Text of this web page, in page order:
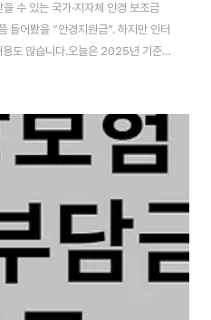
수 있는 국가·지자체 안경 보조금
들어봤을 “안경지원금”. 하지만 인터
용도 많습니다.오늘은 2025년 기준
확하게 정리했습니다.✅ 1. 국민건강
도’**입니다. 이 제도는 시각장애 등
입 시 일정 금액을 지원합니다.📌 지
(1~6급) 로 등록된 사람건강보험 또는
택트렌즈 구입 시 최대 50,000원